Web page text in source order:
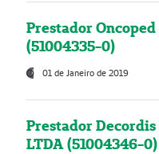
Prestador
(51004335-0)
01 de Janeiro de 2019
Prestador
LTDA (51004346-0)